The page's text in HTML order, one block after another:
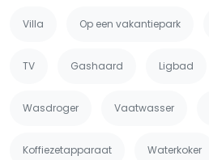
Villa Op een vakantiepark
TV Gashaard Ligbad
Wasdroger Vaatwasser
Koffiezetapparaat Waterkoker